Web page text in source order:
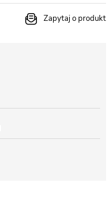
Zapytaj o produkt